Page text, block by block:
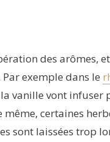
des arômes,
exemple dans le
vanille vont
même, certaines
sont laissées trop